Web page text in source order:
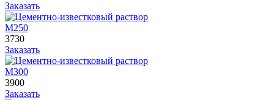
Заказать
М250
3730
Заказать
М300
3900
Заказать